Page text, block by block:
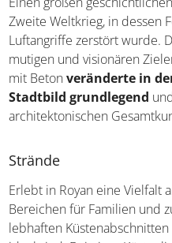
Bereits in der Römerzeit
günstigen Lage am
wurde Ende des 19.
Badeort, den
Einen großen
Luftangriffe zerstört wurde.
mit Betonveränderte in
Stadtbild grundlegend
architektonischen